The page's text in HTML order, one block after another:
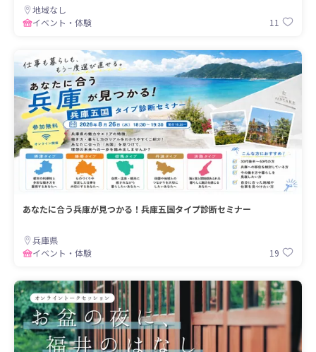
地域なし
イベント・体験
11
あなたに合う兵庫が見つかる！兵庫五国タイプ診断セミナー
兵庫県
イベント・体験
19